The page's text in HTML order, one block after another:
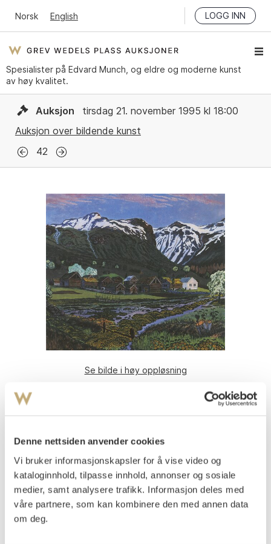
Denne nettsiden anvender cookies
Vi bruker informasjonskapsler for å vise video og
kataloginnhold, tilpasse innhold, annonser og sosiale
medier, samt analysere trafikk. Informasjon deles med
våre partnere, som kan kombinere den med annen data
om deg.
Norsk English LOGG INN
Spesialister på Edvard Munch, og eldre og moderne kunst
av høy kvalitet.
Auksjon
tirsdag 21. november 1995 kl 18:00
Auksjon over bildende kunst
42
Se bilde i høy oppløsning
Astrup, Nikolai
Soleienatt
Lysmål: 40x46
Signert nede t.v.: N Astrup
Vurdering